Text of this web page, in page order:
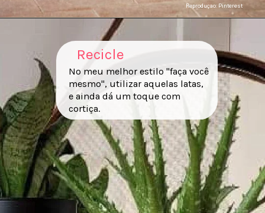
Reproduçao: Pinterest
Recicle
No meu melhor estilo "faça você
mesmo", utilizar aquelas latas,
e ainda dá um toque com
cortiça.